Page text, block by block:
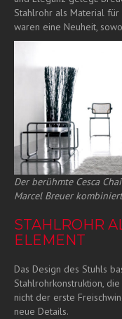
Stahlrohr als Material
waren eine Neuheit,
Der berühmte Cesca
Marcel Breuer
STAHLROHR
ELEMENT
Das Design des Stuhls
Stahlrohrkonstruktion,
nicht der erste
neue Details.